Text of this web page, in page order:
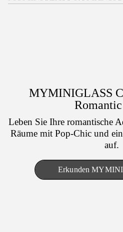
MYMINIGLASS
Leben Sie Ihre romantische
Räume mit Pop-Chic und
auf.
Erkunden